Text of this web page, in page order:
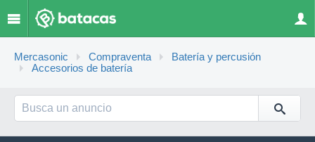
Mercasonic Compraventa
Batería y percusión
Accesorios de batería